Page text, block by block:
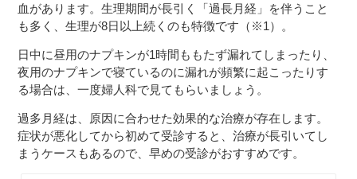
血があります。生理期間が長引く「過長月経」を伴うこと
も多く、生理が8日以上続くのも特徴です（※1）。
日中に昼用のナプキンが1時間ももたず漏れてしまったり、
夜用のナプキンで寝ているのに漏れが頻繁に起こったりす
る場合は、一度婦人科で見てもらいましょう。
過多月経は、原因に合わせた効果的な治療が存在します。
症状が悪化してから初めて受診すると、治療が長引いてし
まうケースもあるので、早めの受診がおすすめです。